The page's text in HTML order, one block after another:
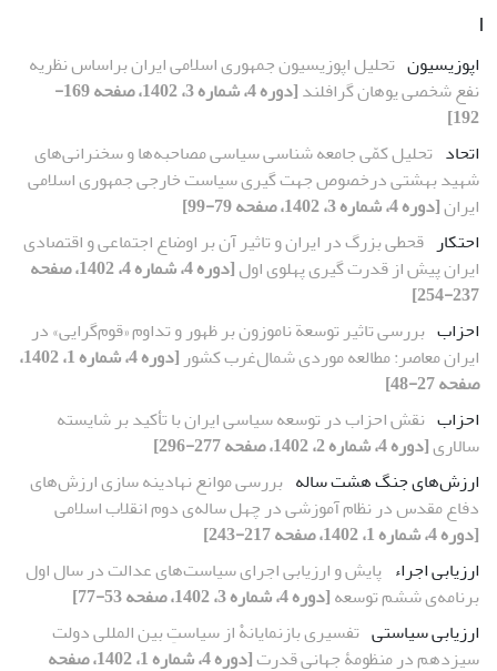
ا
اپوزیسیون تحلیل اپوزیسیون جمهوری اسلامی ایران براساس نظریه
نفع شخصی یوهان گرافلند
[دوره 4، شماره 3، 1402، صفحه 169-
192]
اتحاد تحلیل کمّی جامعه شناسی سیاسی مصاحبه‌ها و سخنرانی‌های
شهید بهشتی درخصوص جهت گیری سیاست خارجی جمهوری اسلامی
ایران[دوره 4، شماره 3، 1402، صفحه 79-99]
احتکار قحطی بزرگ در ایران و تاثیر آن بر اوضاع اجتماعی و اقتصادی
ایران پیش از قدرت گیری پهلوی اول
[دوره 4، شماره 4، 1402، صفحه
237-254]
احزاب بررسی تاثیر توسعة ناموزون بر ظهور و تداوم «قوم‌گرایی» در
ایران معاصر: مطالعه موردی شمال‌غرب کشور
[دوره 4، شماره 1، 1402،
صفحه 27-48]
احزاب نقش احزاب در توسعه ‌سیاسی ایران با تأکید بر شایسته
‌سالاری[دوره 4، شماره 2، 1402، صفحه 277-296]
ارزش‌های جنگ هشت ساله بررسی موانع نهادینه سازی ارزش‌های
دفاع مقدس در نظام آموزشی در چهل ساله‌ی دوم انقلاب اسلامی
[دوره 4، شماره 1، 1402، صفحه 217-243]
ارزیابی اجراء پایش و ارزیابی اجرای سیاست‌های عدالت در سال اول
برنامه‌ی ششم توسعه[دوره 4، شماره 3، 1402، صفحه 53-77]
ارزیابی سیاستی تفسیری بازنمایانهْ از سیاستِ بین المللی دولت
سیزدهم در منظومۀ جهانی قدرت
[دوره 4، شماره 1، 1402، صفحه